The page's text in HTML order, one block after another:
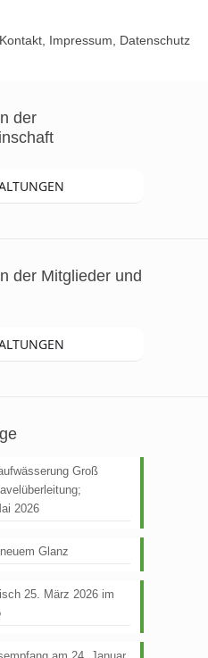
Kontakt, Impressum, Datenschutz
der
der Mitglieder und
Groß
2026
Glanz
25. März 2026 im